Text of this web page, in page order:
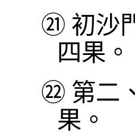
㉑ 初沙
四果。
㉒ 第二
果。